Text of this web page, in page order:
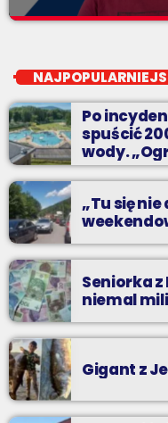
Codziennie od
Po
spuścić
wody.
praca”
„Tu się nie
Seniorka z
niemal
Gigant z